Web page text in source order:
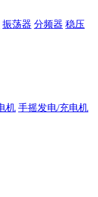
振荡器 分频器 稳压
机 手摇发电/充电机